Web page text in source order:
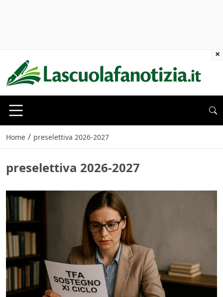
Home / preselettiva 2026-2027
preselettiva 2026-2027
×